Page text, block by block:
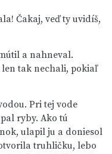
Čakaj, veď ty uvidíš,
a nahneval.
tak nechali, pokiaľ
Pri tej vode
ryby. Ako tú
ulapil ju a doniesol
truhličku, lebo